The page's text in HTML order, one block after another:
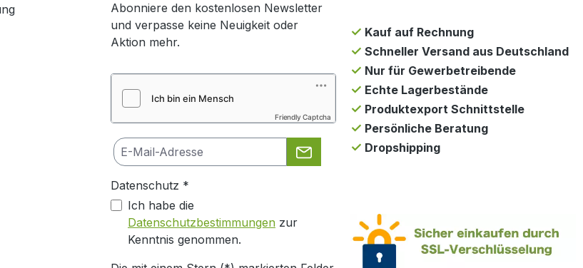
Abonniere den kostenlosen Newsletter
und verpasse keine Neuigkeit oder
Aktion mehr.
Friendly Captcha
Datenschutz *
Ich habe die
Datenschutzbestimmungen zur
Kenntnis genommen.
Kauf auf Rechnung
Schneller Versand aus Deutschland
Nur für Gewerbetreibende
Echte Lagerbestände
Produktexport Schnittstelle
Persönliche Beratung
Dropshipping